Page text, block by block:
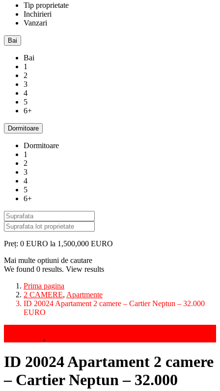
Tip proprietate
Inchirieri
Vanzari
Bai
Bai
1
2
3
4
5
6+
Dormitoare
Dormitoare
1
2
3
4
5
6+
Preț: 0 EURO la 1,500,000 EURO
Mai multe optiuni de cautare
We found 0 results. View results
Prima pagina
2 CAMERE, Apartmente
ID 20024 Apartament 2 camere – Cartier Neptun – 32.000
EURO
,
ID 20024 Apartament 2 camere
– Cartier Neptun – 32.000